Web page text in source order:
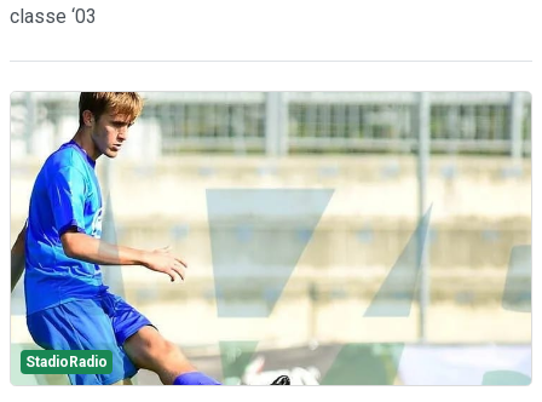
classe ‘03
StadioRadio